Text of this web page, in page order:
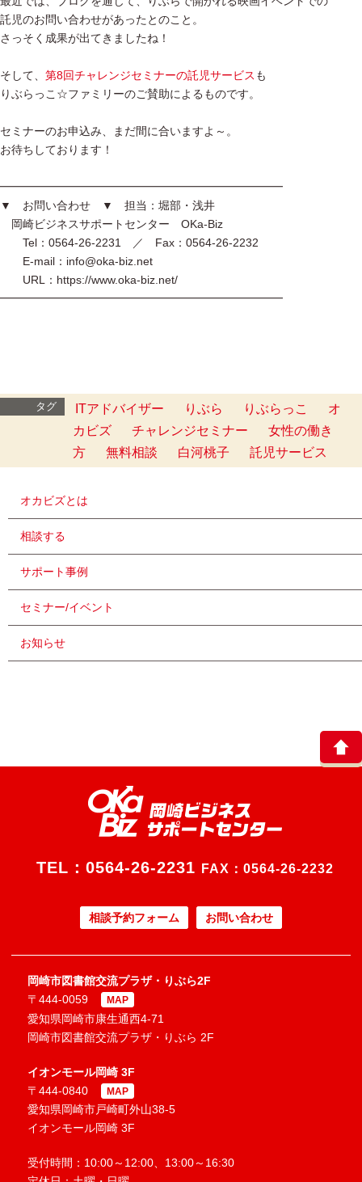
託児のお問い合わせがあったとのこと。
さっそく成果が出てきましたね！
そして、 第8回チャレンジセミナーの託児サービス も
りぶらっこ☆ファミリーのご賛助によるものです。
セミナーのお申込み、まだ間に合いますよ～。
お待ちしております！
━━━━━━━━━━━━━━━━━━━━━━━━━
▼ お問い合わせ ▼ 担当：堀部・浅井
岡崎ビジネスサポートセンター OKa-Biz
Tel：0564-26-2231 ／ Fax：0564-26-2232
E-mail：info@oka-biz.net
URL：https://www.oka-biz.net/
━━━━━━━━━━━━━━━━━━━━━━━━━
タグ ITアドバイザー りぶら りぶらっこ
オ
カビズ
チャレンジセミナー
女性の働き
方
無料相談 白河桃子 託児サービス
オカビズとは
相談する
サポート事例
セミナー/イベント
お知らせ
TEL： 0564-26-2231 FAX：0564-26-2232
相談予約フォーム お問い合わせ
岡崎市図書館交流プラザ・りぶら2F
〒444-0059
MAP
愛知県岡崎市康生通西4-71
岡崎市図書館交流プラザ・りぶら 2F
イオンモール岡崎 3F
〒444-0840
MAP
愛知県岡崎市戸崎町外山38-5
イオンモール岡崎 3F
受付時間：10:00～12:00、13:00～16:30